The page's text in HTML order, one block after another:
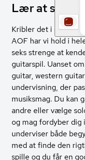
Lær at spille
Kribler det i dine
AOF har vi hold i
seks strenge at
guitarspil. Uanset
guitar, western
undervisning, der
musiksmag. Du kan
andre eller vælge
og mag fordyber dig
underviser både
med at finde den
spille og du får en